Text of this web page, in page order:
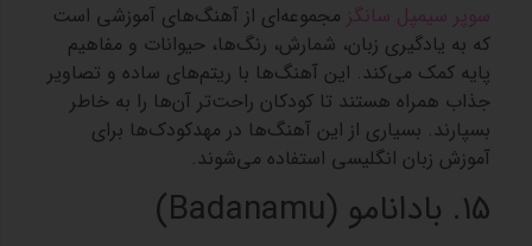
سوپر سیمپل سانگز مجموعه‌ای از آهنگ‌های آموزشی است
که به یادگیری زبان، شمارش، رنگ‌ها، حیوانات و مفاهیم
پایه کمک می‌کند. این آهنگ‌ها با ریتم‌های ساده و تصاویر
جذاب همراه هستند تا کودکان راحت‌تر آن‌ها را به خاطر
بسپارند. بسیاری از این آهنگ‌ها در مهدکودک‌ها برای
آموزش زبان انگلیسی استفاده می‌شوند.
15. بادانامو (Badanamu)